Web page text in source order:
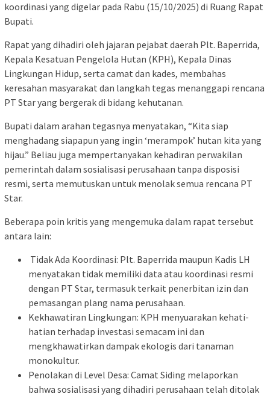
koordinasi yang digelar pada Rabu (15/10/2025) di Ruang Rapat
Bupati.
Rapat yang dihadiri oleh jajaran pejabat daerah Plt. Baperrida,
Kepala Kesatuan Pengelola Hutan (KPH), Kepala Dinas
Lingkungan Hidup, serta camat dan kades, membahas
keresahan masyarakat dan langkah tegas menanggapi rencana
PT Star yang bergerak di bidang kehutanan.
Bupati dalam arahan tegasnya menyatakan, “Kita siap
menghadang siapapun yang ingin ‘merampok’ hutan kita yang
hijau.” Beliau juga mempertanyakan kehadiran perwakilan
pemerintah dalam sosialisasi perusahaan tanpa disposisi
resmi, serta memutuskan untuk menolak semua rencana PT
Star.
Beberapa poin kritis yang mengemuka dalam rapat tersebut
antara lain:
Tidak Ada Koordinasi: Plt. Baperrida maupun Kadis LH
menyatakan tidak memiliki data atau koordinasi resmi
dengan PT Star, termasuk terkait penerbitan izin dan
pemasangan plang nama perusahaan.
Kekhawatiran Lingkungan: KPH menyuarakan kehati-
hatian terhadap investasi semacam ini dan
mengkhawatirkan dampak ekologis dari tanaman
monokultur.
Penolakan di Level Desa: Camat Siding melaporkan
bahwa sosialisasi yang dihadiri perusahaan telah ditolak